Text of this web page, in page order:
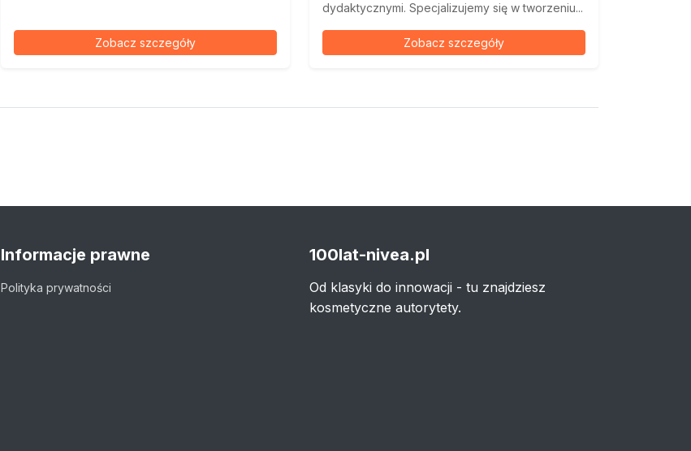
Zobacz szczegóły
dydaktycznymi. Specjalizujemy się w tworzeniu...
Zobacz szczegóły
Informacje prawne
Polityka prywatności
100lat-nivea.pl
Od klasyki do innowacji - tu znajdziesz
kosmetyczne autorytety.